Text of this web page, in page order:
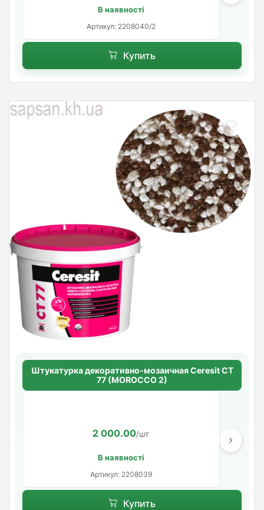
В наявності
Артикул: 2208040/2
Купить
Штукатурка декоративно-мозаичная Ceresit CT
77 (MOROCCO 2)
2 000.00/шт
В наявності
Артикул: 2208039
›
Купить